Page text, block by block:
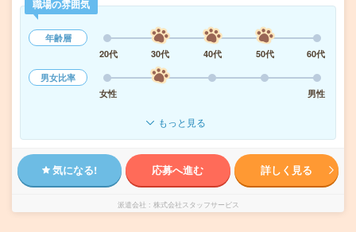
職場の雰囲気
年齢層
20代
30代 40代 50代
60代
男女比率
女性
男性
もっと見る
気になる! 応募へ進む 詳しく見る
派遣会社 株式会社スタッフサービス